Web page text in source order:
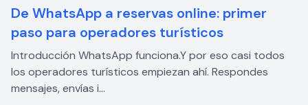
De WhatsApp a reservas online: primer
paso para operadores turísticos
Introducción WhatsApp funciona.Y por eso casi todos
los operadores turísticos empiezan ahí. Respondes
mensajes, envías i...